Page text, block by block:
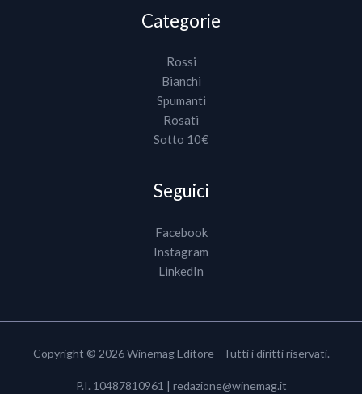
Categorie
Rossi
Bianchi
Spumanti
Rosati
Sotto 10€
Seguici
Facebook
Instagram
LinkedIn
Copyright © 2026 Winemag Editore - Tutti i diritti riservati.
P.I. 10487810961 | redazione@winemag.it